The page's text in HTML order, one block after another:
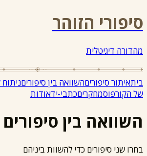
סיפורי הזוהר
מהדורה דיגיטלית
ביתאיתור סיפוריםהשוואה בין סיפורים
של הקורפוסמחקריםכתבי-ידאודות
השוואה בין סיפורים
בחרו שני סיפורים כדי להשוות ביניהם